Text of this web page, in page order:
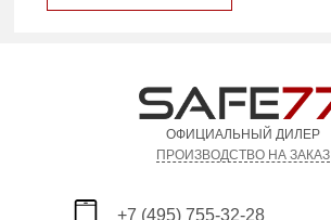
ОФИЦИАЛЬНЫЙ ДИЛЕР
ПРОИЗВОДСТВО НА ЗАКАЗ
+7 (495) 755-32-28